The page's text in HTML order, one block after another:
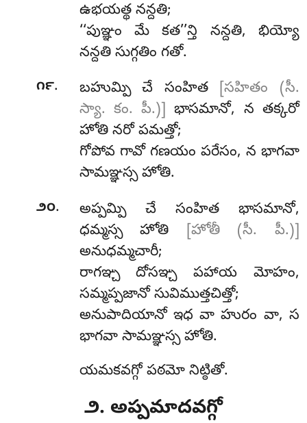
ఉభయత్థ నన్దతి;
‘‘పుఞ్ఞం మే కత’’న్తి నన్దతి, భియ్యో
నన్దతి సుగ్గతిం గతో.
౧౯. బహుమ్పి చే సంహిత
[సహితం (సీ.
స్యా. కం. పీ.)]
భాసమానో, న తక్కరో
హోతి నరో పమత్తో;
గోపోవ గావో గణయం పరేసం, న భాగవా
సామఞ్ఞస్స హోతి.
౨౦.
అప్పమ్పి చే సంహిత భాసమానో,
ధమ్మస్స హోతి
[హోతీ (సీ. పీ.)]
అనుధమ్మచారీ;
రాగఞ్చ దోసఞ్చ పహాయ మోహం,
సమ్మప్పజానో సువిముత్తచిత్తో;
అనుపాదియానో ఇధ వా హురం వా, స
భాగవా సామఞ్ఞస్స హోతి.
యమకవగ్గో పఠమో నిట్ఠితో.
౨. అప్పమాదవగ్గో